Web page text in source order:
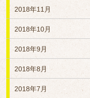
2018年11月
2018年10月
2018年9月
2018年8月
2018年7月